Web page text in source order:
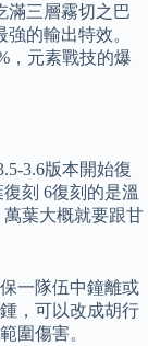
滿三層霧切之巴
的輸出特效。
，元素戰技的爆
3.6版本開始復
刻 6復刻的是溫
葉大概就要跟甘
一隊伍中鐘離或
，可以改成胡行
圍傷害。